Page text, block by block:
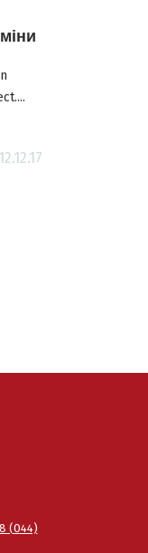
12.12.17
(044)